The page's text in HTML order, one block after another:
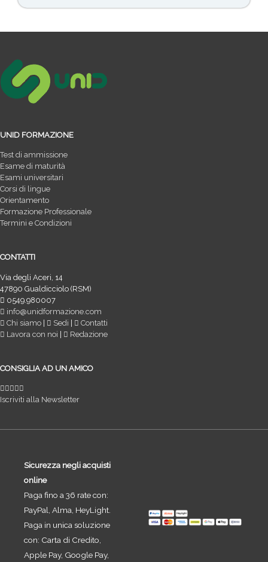
UNID FORMAZIONE
Test di ammissione
Esame di maturità
Esami universitari
Corsi di lingue
Orientamento
Formazione Professionale
Termini e Condizioni
CONTATTI
Via degli Aceri, 14
47890 Gualdicciolo (RSM)
0549.980007
info@unidformazione.com
Chi siamo
Sedi
Contatti
Lavora con noi
Redazione
CONSIGLIA AD UN AMICO
Iscriviti alla Newsletter
Sicurezza negli acquisti
online
Paga fino a 36 rate con:
PayPal, Alma, HeyLight.
Paga in unica soluzione
con: Carta di Credito,
Apple Pay, Google Pay,